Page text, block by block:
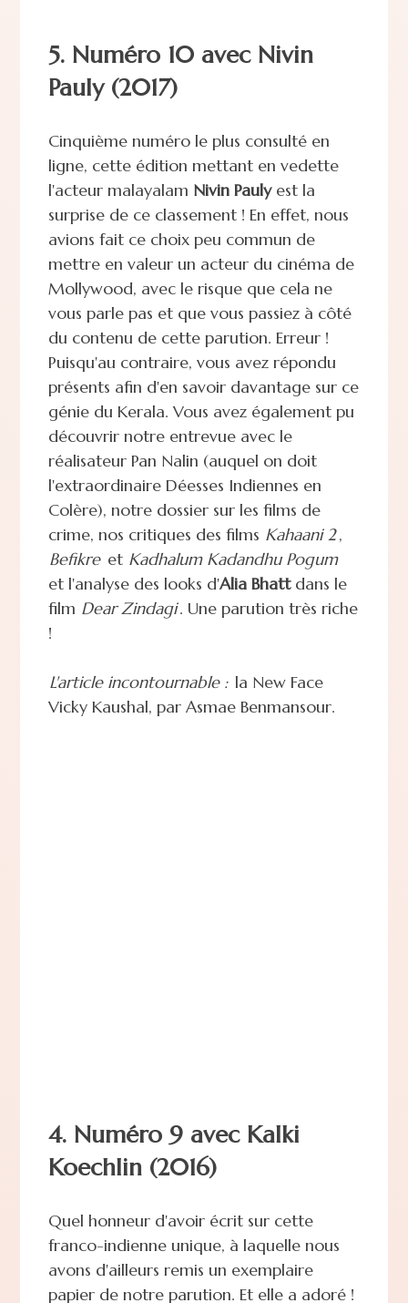
5. Numéro 10 avec Nivin
Pauly (2017)
Cinquième numéro le plus consulté en
ligne, cette édition mettant en vedette
l'acteur malayalam Nivin Paulyest la
surprise de ce classement ! En effet, nous
avions fait ce choix peu commun de
mettre en valeur un acteur du cinéma de
Mollywood, avec le risque que cela ne
vous parle pas et que vous passiez à côté
du contenu de cette parution. Erreur !
Puisqu'au contraire, vous avez répondu
présents afin d'en savoir davantage sur ce
génie du Kerala. Vous avez également pu
découvrir notre entrevue avec le
réalisateur Pan Nalin (auquel on doit
l'extraordinaire Déesses Indiennes en
Colère), notre dossier sur les films de
crime, nos critiques des films Kahaani 2,
Befikre et Kadhalum Kadandhu Pogum
et l'analyse des looks d'Alia Bhattdans le
film Dear Zindagi. Une parution très riche
!
L'article incontournable : la New Face
Vicky Kaushal, par Asmae Benmansour.
4. Numéro 9 avec Kalki
Koechlin (2016)
Quel honneur d'avoir écrit sur cette
franco-indienne unique, à laquelle nous
avons d'ailleurs remis un exemplaire
papier de notre parution. Et elle a adoré !